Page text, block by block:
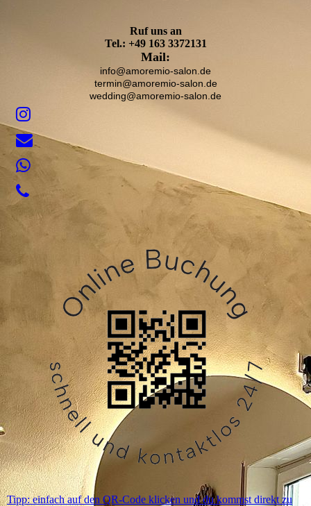
Ruf uns an
Tel.: +49 163 3372131
Mail:
info@amoremio-salon.de
termin@amoremio-salon.de
wedding@amoremio-salon.de
Tipp: einfach auf den QR-Code klicken und du kommst direkt zu